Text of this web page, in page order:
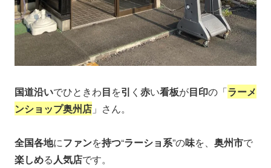
国道沿いでひときわ目を引 く 赤い看板が目印の「ラーメ
ンショップ奥州店 」さん。
全国各地にファンを持つ“ラーショ系”の味を、 奥州市で
楽しめる人気店です。